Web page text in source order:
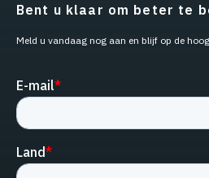
Bent u klaar om beter te
Meld u vandaag nog aan en blijf op de